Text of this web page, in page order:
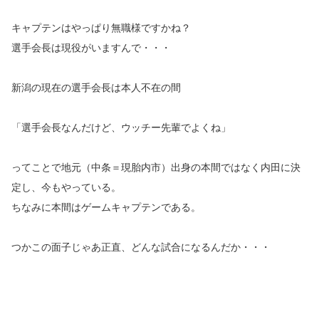
キャプテンはやっぱり無職様ですかね？
選手会長は現役がいますんで・・・
新潟の現在の選手会長は本人不在の間
「選手会長なんだけど、ウッチー先輩でよくね」
ってことで地元（中条＝現胎内市）出身の本間ではなく内田に決
定し、今もやっている。
ちなみに本間はゲームキャプテンである。
つかこの面子じゃあ正直、どんな試合になるんだか・・・